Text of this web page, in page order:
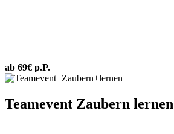
ab 69€ p.P.
Teamevent Zaubern lernen